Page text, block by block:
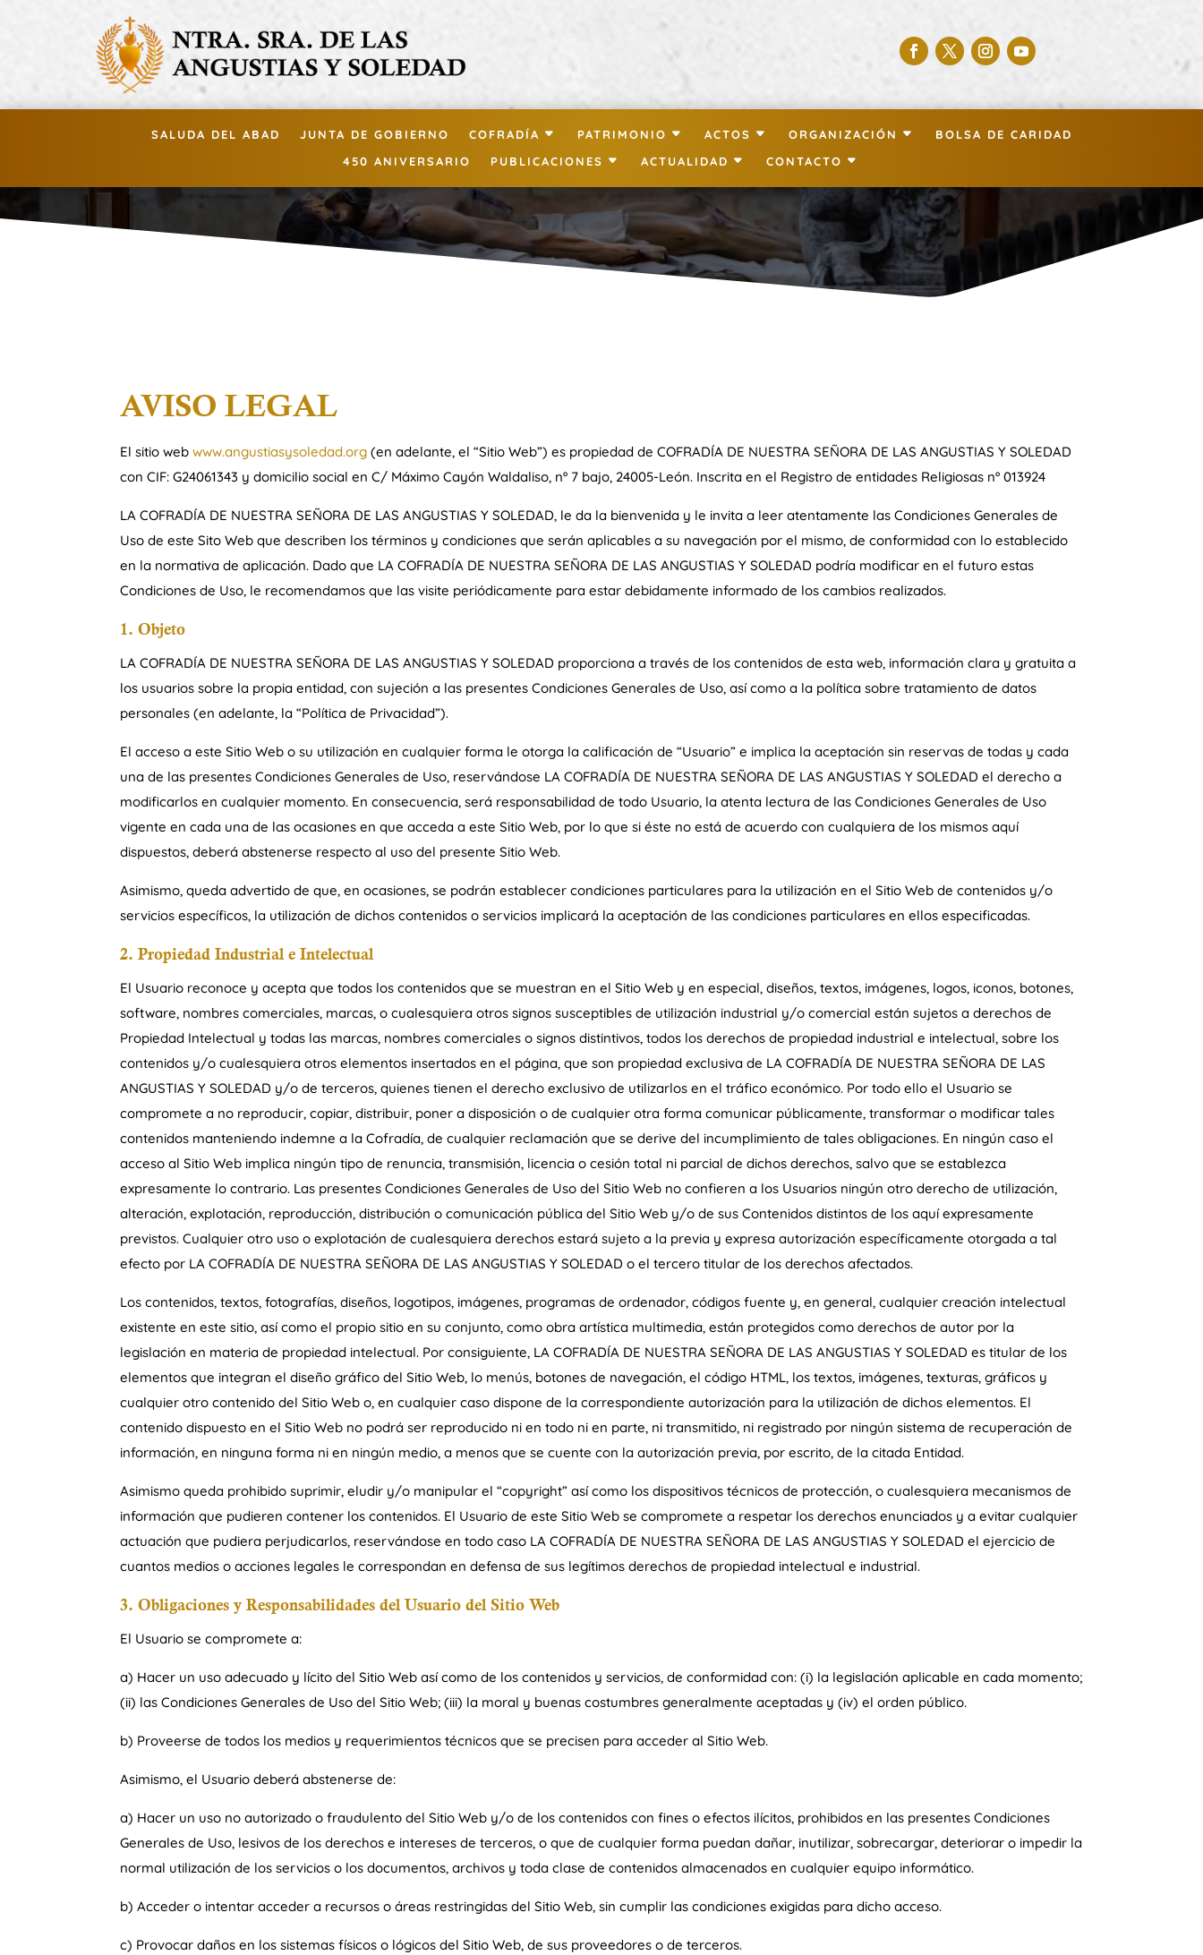
SALUDA DEL ABAD JUNTA DE GOBIERNO COFRADÍA PATRIMONIO ACTOS ORGANIZACIÓN
BOLSA DE CARIDAD
450 ANIVERSARIO
PUBLICACIONES ACTUALIDAD CONTACTO
AVISO LEGAL
El sitio web www.angustiasysoledad.org (en adelante, el “Sitio Web”) es propiedad de COFRADÍA DE NUESTRA SEÑORA DE LAS ANGUSTIAS Y SOLEDAD
con CIF: G24061343 y domicilio social en C/ Máximo Cayón Waldaliso, nº 7 bajo, 24005-León. Inscrita en el Registro de entidades Religiosas nº 013924
LA COFRADÍA DE NUESTRA SEÑORA DE LAS ANGUSTIAS Y SOLEDAD, le da la bienvenida y le invita a leer atentamente las Condiciones Generales de
Uso de este Sito Web que describen los términos y condiciones que serán aplicables a su navegación por el mismo, de conformidad con lo establecido
en la normativa de aplicación. Dado que LA COFRADÍA DE NUESTRA SEÑORA DE LAS ANGUSTIAS Y SOLEDAD podría modificar en el futuro estas
Condiciones de Uso, le recomendamos que las visite periódicamente para estar debidamente informado de los cambios realizados.
1. Objeto
LA COFRADÍA DE NUESTRA SEÑORA DE LAS ANGUSTIAS Y SOLEDAD proporciona a través de los contenidos de esta web, información clara y gratuita a
los usuarios sobre la propia entidad, con sujeción a las presentes Condiciones Generales de Uso, así como a la política sobre tratamiento de datos
personales (en adelante, la “Política de Privacidad”).
El acceso a este Sitio Web o su utilización en cualquier forma le otorga la calificación de “Usuario” e implica la aceptación sin reservas de todas y cada
una de las presentes Condiciones Generales de Uso, reservándose LA COFRADÍA DE NUESTRA SEÑORA DE LAS ANGUSTIAS Y SOLEDAD el derecho a
modificarlos en cualquier momento. En consecuencia, será responsabilidad de todo Usuario, la atenta lectura de las Condiciones Generales de Uso
vigente en cada una de las ocasiones en que acceda a este Sitio Web, por lo que si éste no está de acuerdo con cualquiera de los mismos aquí
dispuestos, deberá abstenerse respecto al uso del presente Sitio Web.
Asimismo, queda advertido de que, en ocasiones, se podrán establecer condiciones particulares para la utilización en el Sitio Web de contenidos y/o
servicios específicos, la utilización de dichos contenidos o servicios implicará la aceptación de las condiciones particulares en ellos especificadas.
2. Propiedad Industrial e Intelectual
El Usuario reconoce y acepta que todos los contenidos que se muestran en el Sitio Web y en especial, diseños, textos, imágenes, logos, iconos, botones,
software, nombres comerciales, marcas, o cualesquiera otros signos susceptibles de utilización industrial y/o comercial están sujetos a derechos de
Propiedad Intelectual y todas las marcas, nombres comerciales o signos distintivos, todos los derechos de propiedad industrial e intelectual, sobre los
contenidos y/o cualesquiera otros elementos insertados en el página, que son propiedad exclusiva de LA COFRADÍA DE NUESTRA SEÑORA DE LAS
ANGUSTIAS Y SOLEDAD y/o de terceros, quienes tienen el derecho exclusivo de utilizarlos en el tráfico económico. Por todo ello el Usuario se
compromete a no reproducir, copiar, distribuir, poner a disposición o de cualquier otra forma comunicar públicamente, transformar o modificar tales
contenidos manteniendo indemne a la Cofradía, de cualquier reclamación que se derive del incumplimiento de tales obligaciones. En ningún caso el
acceso al Sitio Web implica ningún tipo de renuncia, transmisión, licencia o cesión total ni parcial de dichos derechos, salvo que se establezca
expresamente lo contrario. Las presentes Condiciones Generales de Uso del Sitio Web no confieren a los Usuarios ningún otro derecho de utilización,
alteración, explotación, reproducción, distribución o comunicación pública del Sitio Web y/o de sus Contenidos distintos de los aquí expresamente
previstos. Cualquier otro uso o explotación de cualesquiera derechos estará sujeto a la previa y expresa autorización específicamente otorgada a tal
efecto por LA COFRADÍA DE NUESTRA SEÑORA DE LAS ANGUSTIAS Y SOLEDAD o el tercero titular de los derechos afectados.
Los contenidos, textos, fotografías, diseños, logotipos, imágenes, programas de ordenador, códigos fuente y, en general, cualquier creación intelectual
existente en este sitio, así como el propio sitio en su conjunto, como obra artística multimedia, están protegidos como derechos de autor por la
legislación en materia de propiedad intelectual. Por consiguiente, LA COFRADÍA DE NUESTRA SEÑORA DE LAS ANGUSTIAS Y SOLEDAD es titular de los
elementos que integran el diseño gráfico del Sitio Web, lo menús, botones de navegación, el código HTML, los textos, imágenes, texturas, gráficos y
cualquier otro contenido del Sitio Web o, en cualquier caso dispone de la correspondiente autorización para la utilización de dichos elementos. El
contenido dispuesto en el Sitio Web no podrá ser reproducido ni en todo ni en parte, ni transmitido, ni registrado por ningún sistema de recuperación de
información, en ninguna forma ni en ningún medio, a menos que se cuente con la autorización previa, por escrito, de la citada Entidad.
Asimismo queda prohibido suprimir, eludir y/o manipular el “copyright” así como los dispositivos técnicos de protección, o cualesquiera mecanismos de
información que pudieren contener los contenidos. El Usuario de este Sitio Web se compromete a respetar los derechos enunciados y a evitar cualquier
actuación que pudiera perjudicarlos, reservándose en todo caso LA COFRADÍA DE NUESTRA SEÑORA DE LAS ANGUSTIAS Y SOLEDAD el ejercicio de
cuantos medios o acciones legales le correspondan en defensa de sus legítimos derechos de propiedad intelectual e industrial.
3. Obligaciones y Responsabilidades del Usuario del Sitio Web
El Usuario se compromete a:
a) Hacer un uso adecuado y lícito del Sitio Web así como de los contenidos y servicios, de conformidad con: (i) la legislación aplicable en cada momento;
(ii) las Condiciones Generales de Uso del Sitio Web; (iii) la moral y buenas costumbres generalmente aceptadas y (iv) el orden público.
b) Proveerse de todos los medios y requerimientos técnicos que se precisen para acceder al Sitio Web.
Asimismo, el Usuario deberá abstenerse de:
a) Hacer un uso no autorizado o fraudulento del Sitio Web y/o de los contenidos con fines o efectos ilícitos, prohibidos en las presentes Condiciones
Generales de Uso, lesivos de los derechos e intereses de terceros, o que de cualquier forma puedan dañar, inutilizar, sobrecargar, deteriorar o impedir la
normal utilización de los servicios o los documentos, archivos y toda clase de contenidos almacenados en cualquier equipo informático.
b) Acceder o intentar acceder a recursos o áreas restringidas del Sitio Web, sin cumplir las condiciones exigidas para dicho acceso.
c) Provocar daños en los sistemas físicos o lógicos del Sitio Web, de sus proveedores o de terceros.